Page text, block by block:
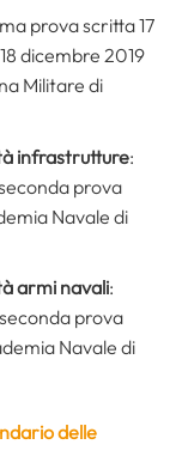
prova scritta 17
dicembre 2019
Militare di
infrastrutture:
prova
Navale di
armi navali:
prova
Navale di
delle